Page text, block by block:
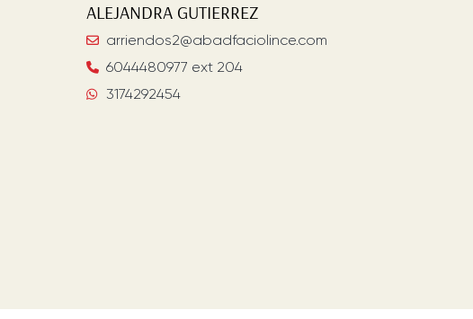
ALEJANDRA GUTIERREZ
arriendos2@abadfaciolince.com
6044480977 ext 204
3174292454